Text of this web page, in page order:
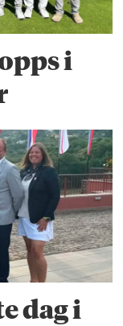
i
dag i